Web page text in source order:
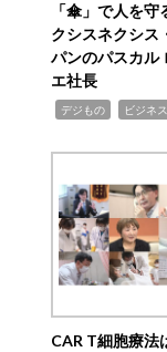
「傘」で人を
クシスネクシス
パンのパスカル
エ社長
デジもの ビジネス
CAR T細胞療法